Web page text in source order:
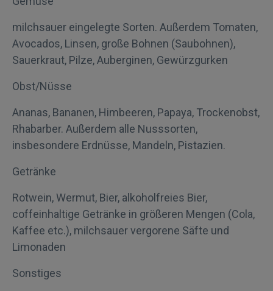
milchsauer eingelegte Sorten. Außerdem Tomaten,
Avocados, Linsen, große Bohnen (Saubohnen),
Sauerkraut, Pilze, Auberginen, Gewürzgurken
Obst/Nüsse
Ananas, Bananen, Himbeeren, Papaya, Trockenobst,
Rhabarber. Außerdem alle Nusssorten,
insbesondere Erdnüsse, Mandeln, Pistazien.
Getränke
Rotwein, Wermut, Bier, alkoholfreies Bier,
coffeinhaltige Getränke in größeren Mengen (Cola,
Kaffee etc.), milchsauer vergorene Säfte und
Limonaden
Sonstiges